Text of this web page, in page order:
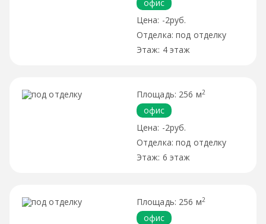
офис
-2руб.
под отделку
4 этаж
256 м2
офис
-2руб.
под отделку
6 этаж
256 м2
офис